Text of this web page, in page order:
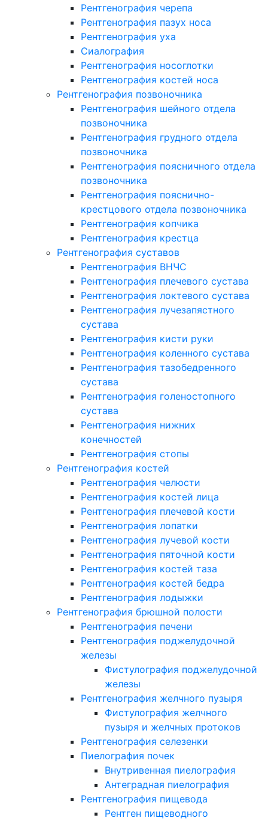
Рентгенография черепа
Рентгенография пазух носа
Рентгенография уха
Сиалография
Рентгенография носоглотки
Рентгенография костей носа
Рентгенография позвоночника
Рентгенография шейного отдела
позвоночника
Рентгенография грудного отдела
позвоночника
Рентгенография поясничного отдела
позвоночника
Рентгенография пояснично-
крестцового отдела позвоночника
Рентгенография копчика
Рентгенография крестца
Рентгенография суставов
Рентгенография ВНЧС
Рентгенография плечевого сустава
Рентгенография локтевого сустава
Рентгенография лучезапястного
сустава
Рентгенография кисти руки
Рентгенография коленного сустава
Рентгенография тазобедренного
сустава
Рентгенография голеностопного
сустава
Рентгенография нижних
конечностей
Рентгенография стопы
Рентгенография костей
Рентгенография челюсти
Рентгенография костей лица
Рентгенография плечевой кости
Рентгенография лопатки
Рентгенография лучевой кости
Рентгенография пяточной кости
Рентгенография костей таза
Рентгенография костей бедра
Рентгенография лодыжки
Рентгенография брюшной полости
Рентгенография печени
Рентгенография поджелудочной
железы
Фистулография поджелудочной
железы
Рентгенография желчного пузыря
Фистулография желчного
пузыря и желчных протоков
Рентгенография селезенки
Пиелография почек
Внутривенная пиелография
Антеградная пиелография
Рентгенография пищевода
Рентген пищеводного